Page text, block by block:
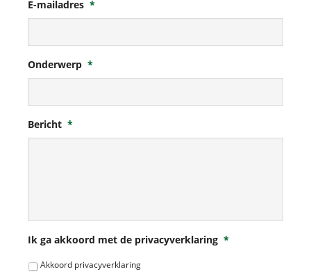
E-mailadres *
Onderwerp *
Bericht *
Ik ga akkoord met de privacyverklaring *
Akkoord privacyverklaring